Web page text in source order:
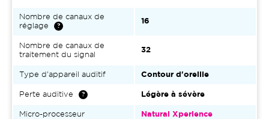
Nombre de canaux de
réglage
16
Nombre de canaux de
traitement du signal
32
Type d'appareil auditif Contour d'oreille
Perte auditive Légère à sévère
Micro-processeur Natural Xperience